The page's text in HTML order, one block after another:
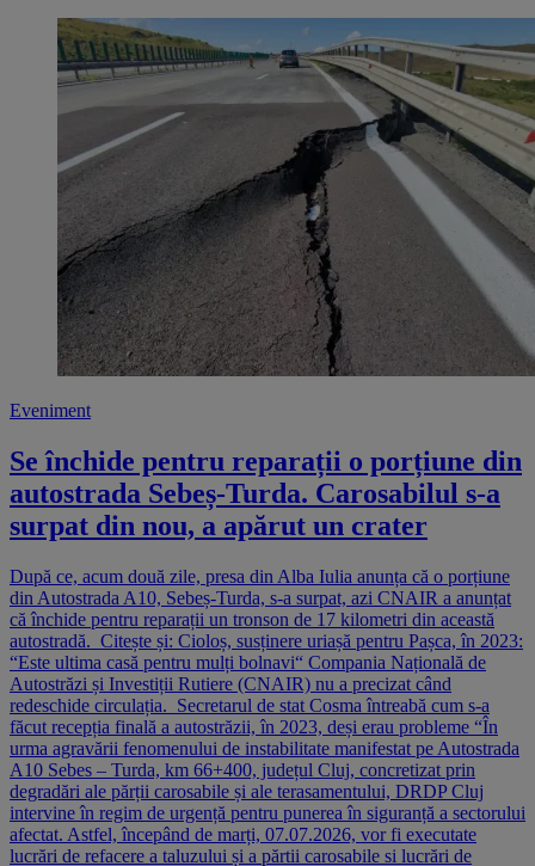
Eveniment
Se închide pentru reparații o porțiune din
autostrada Sebeș-Turda. Carosabilul s-a
surpat din nou, a apărut un crater
După ce, acum două zile, presa din Alba Iulia anunța că o porțiune
din Autostrada A10, Sebeș-Turda, s-a surpat, azi CNAIR a anunțat
că închide pentru reparații un tronson de 17 kilometri din această
autostradă. Citește și: Cioloș, susținere uriașă pentru Pașca, în 2023:
“Este ultima casă pentru mulți bolnavi“ Compania Națională de
Autostrăzi și Investiții Rutiere (CNAIR) nu a precizat când
redeschide circulația. Secretarul de stat Cosma întreabă cum s-a
făcut recepția finală a autostrăzii, în 2023, deși erau probleme “În
urma agravării fenomenului de instabilitate manifestat pe Autostrada
A10 Sebes – Turda, km 66+400, județul Cluj, concretizat prin
degradări ale părții carosabile și ale terasamentului, DRDP Cluj
intervine în regim de urgență pentru punerea în siguranță a sectorului
afectat. Astfel, începând de marți, 07.07.2026, vor fi executate
lucrări de refacere a taluzului și a părtii carosabile si lucrări de